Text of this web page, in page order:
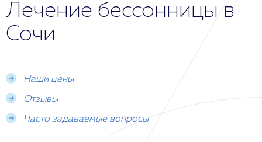
Лечение бессонницы в
Сочи
Наши цены
Отзывы
Часто задаваемые вопросы